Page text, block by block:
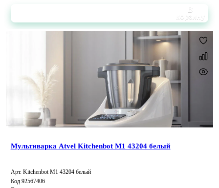
В
корзину
Мультиварка Atvel Kitchenbot M1 43204 белый
Арт. Kitchenbot M1 43204 белый
Код 92567406